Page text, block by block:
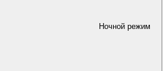
Ночной режим